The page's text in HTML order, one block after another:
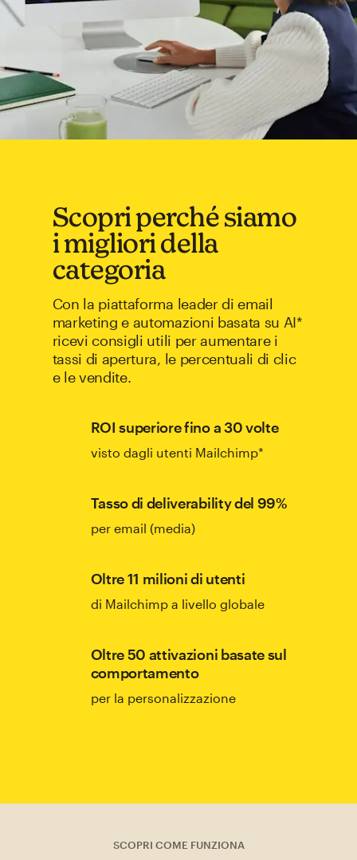
Scopri perché siamo
i migliori della
categoria
Con la piattaforma leader di email
marketing e automazioni basata su AI*
ricevi consigli utili per aumentare i
tassi di apertura, le percentuali di clic
e le vendite.
ROI superiore fino a 30 volte
visto dagli utenti Mailchimp*
Tasso di deliverability del 99%
per email (media)
Oltre 11 milioni di utenti
di Mailchimp a livello globale
Oltre 50 attivazioni basate sul
comportamento
per la personalizzazione
SCOPRI COME FUNZIONA